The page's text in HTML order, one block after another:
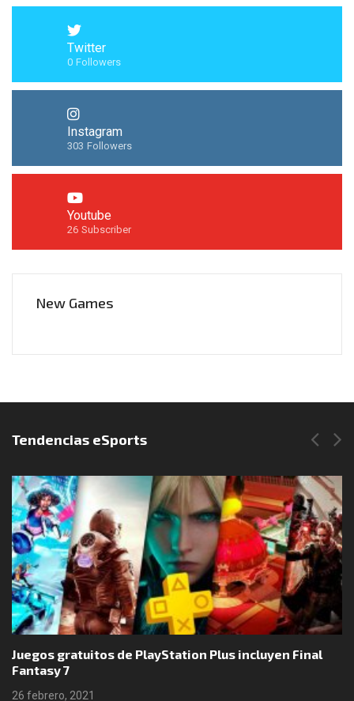
Twitter
0 Followers
Instagram
303 Followers
Youtube
26 Subscriber
New Games
Síguenos en Instagram
Tendencias eSports
PlayStation Plus incluyen Final Boomerang X y